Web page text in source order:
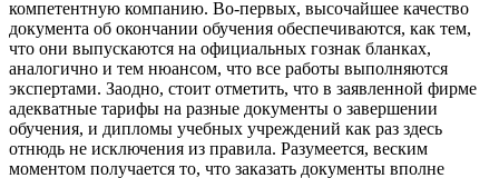
компетентную компанию. Во-первых, высочайшее качество
документа об окончании обучения обеспечиваются, как тем,
что они выпускаются на официальных гознак бланках,
аналогично и тем нюансом, что все работы выполняются
экспертами. Заодно, стоит отметить, что в заявленной фирме
адекватные тарифы на разные документы о завершении
обучения, и дипломы учебных учреждений как раз здесь
отнюдь не исключения из правила. Разумеется, веским
моментом получается то, что заказать документы вполне